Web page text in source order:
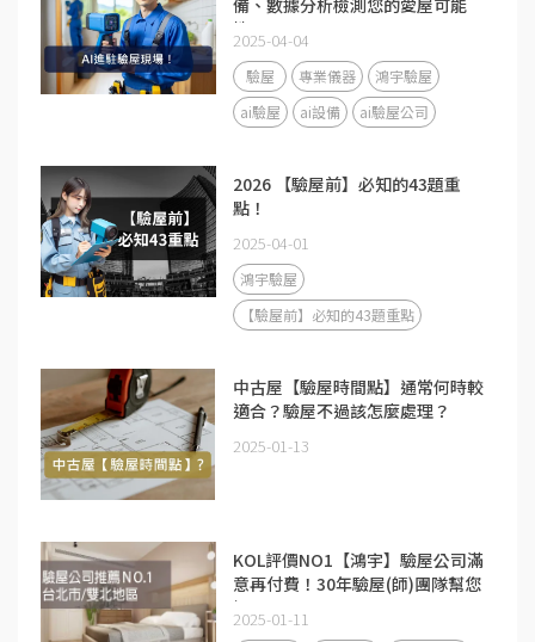
性？
2025-04-04
驗屋 專業儀器
鴻宇驗屋
ai驗屋
ai設備 ai驗屋公司
2026 【驗屋前】必知的43題重
點！
2025-04-01
鴻宇驗屋
【驗屋前】必知的43題重點
中古屋【驗屋時間點】通常何時較
適合？驗屋不過該怎麼處理？
2025-01-13
KOL評價NO1【鴻宇】驗屋公司滿
意再付費！30年驗屋(師)團隊幫您
把關
2025-01-11